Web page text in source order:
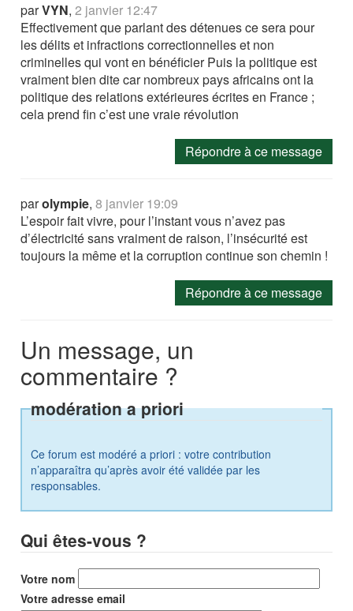
parVYN,2 janvier 12:47
Effectivement que parlant des détenues ce sera pour
les délits et infractions correctionnelles et non
criminelles qui vont en bénéficier Puis la politique est
vraiment bien dite car nombreux pays africains ont la
politique des relations extérieures écrites en France ;
cela prend fin c’est une vraie révolution
Répondre à ce message
parolympie,8 janvier 19:09
L’espoir fait vivre, pour l’instant vous n’avez pas
d’électricité sans vraiment de raison, l’insécurité est
toujours la même et la corruption continue son chemin !
Répondre à ce message
Un message, un
commentaire ?
modération a priori
Ce forum est modéré a priori : votre contribution
n’apparaîtra qu’après avoir été validée par les
responsables.
Qui êtes-vous ?
Votre nom
Votre adresse email